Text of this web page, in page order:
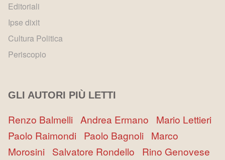
Editoriali
Ipse dixit
Cultura Politica
Periscopio
GLI AUTORI PIÙ LETTI
Renzo Balmelli Andrea Ermano
Mario Lettieri
Paolo Raimondi Paolo Bagnoli Marco
Morosini Salvatore Rondello
Rino Genovese